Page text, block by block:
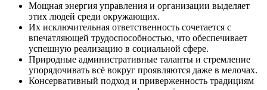
Мощная энергия управления и организации выделяет
этих людей среди окружающих.
Их исключительная ответственность сочетается с
впечатляющей трудоспособностью, что обеспечивает
успешную реализацию в социальной сфере.
Природные административные таланты и стремление
упорядочивать всё вокруг проявляются даже в мелочах.
Консервативный подход и приверженность традициям